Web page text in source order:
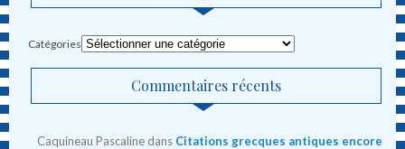
Catégories
Commentaires récents
Caquineau Pascaline dans Citations grecques antiques encore